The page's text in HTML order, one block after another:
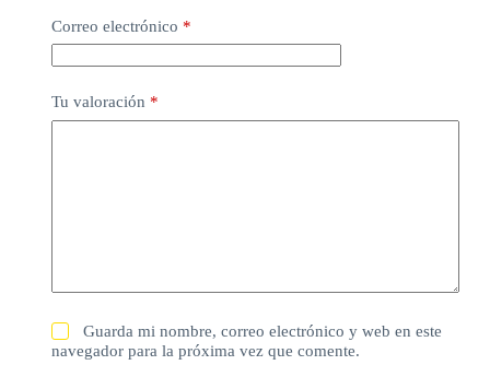
Correo electrónico *
Tu valoración *
Guarda mi nombre, correo electrónico y web en este
navegador para la próxima vez que comente.